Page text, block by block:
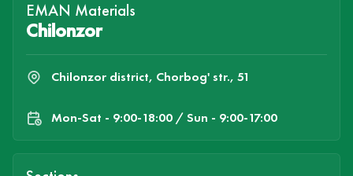
EMAN Materials
Chilonzor
Chilonzor district, Chorbog' str., 51
Mon-Sat - 9:00-18:00 / Sun - 9:00-17:00